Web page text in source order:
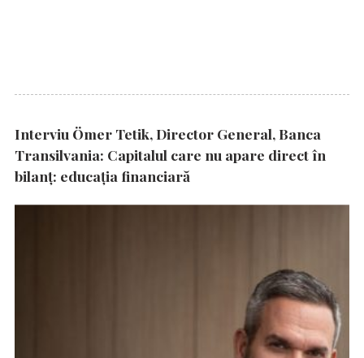
Interviu Ömer Tetik, Director General, Banca
Transilvania: Capitalul care nu apare direct în
bilanț: educația financiară